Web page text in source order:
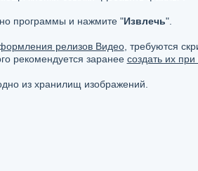
программы и нажмите "Извлечь".
релизов Видео, требуются
рекомендуется заранее создать их
из хранилищ изображений.